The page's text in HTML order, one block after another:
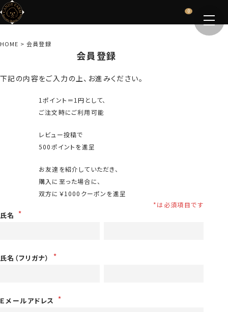
0
HOME 会員登録
会員登録
下記の内容をご入力の上、お進みください。
1ポイント＝1円として、
ご注文時にご利用可能
レビュー投稿で
500ポイントを進呈
お友達を紹介していただき、
購入に至った場合に、
双方に￥1000クーポンを進呈
氏名
氏名（フリガナ）
Ｅメールアドレス